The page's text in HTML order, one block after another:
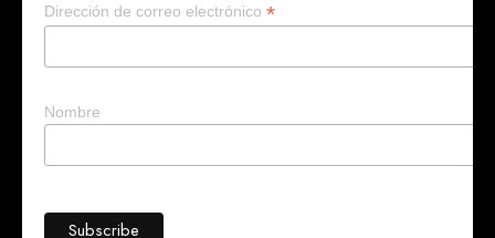
Dirección de correo electrónico *
Nombre
¿Quieres que te ayude a crear un